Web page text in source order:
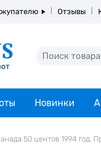
Отзывы
Новинки
50 центов 1994 год.